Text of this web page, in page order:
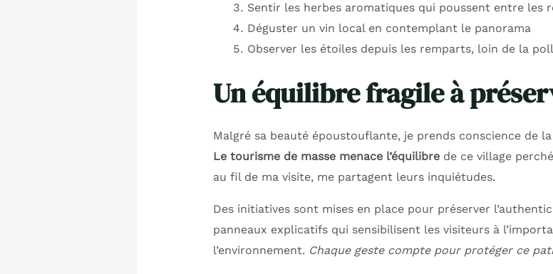
Sentir les herbes aromatiques qui poussent entre les
Déguster un vin local en contemplant le panorama
Observer les étoiles depuis les remparts, loin de la
Un équilibre fragile à
Malgré sa beauté époustouflante, je prends conscience de
Le tourisme de masse menace l’équilibrede ce village
au fil de ma visite, me partagent leurs inquiétudes.
Des initiatives sont mises en place pour préserver
panneaux explicatifs qui sensibilisent les visiteurs à
l’environnement. Chaque geste compte pour protéger ce